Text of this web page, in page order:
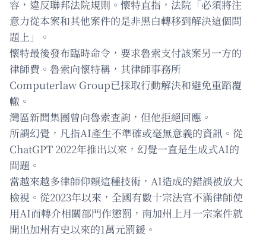
容，違反聯邦法院規則。懷特直指，法院「必須將注
意力從本案和其他案件的是非黑白轉移到解決這個問
題上」。
懷特最後發布臨時命令，要求魯索支付該案另一方的
律師費。魯索向懷特稱，其律師事務所
Computerlaw Group已採取行動解決和避免重蹈覆
轍。
灣區新聞集團曾向魯索查詢，但他拒絕回應。
所謂幻覺，凡指AI產生不準確或毫無意義的資訊。從
ChatGPT 2022年推出以來，幻覺一直是生成式AI的
問題。
當越來越多律師仰賴這種技術，AI造成的錯誤被放大
檢視。從2023年以來，全國有數十宗法官不滿律師使
用AI而轉介相關部門作懲罰，南加州上月一宗案件就
開出加州有史以來的1萬元罰鍰。